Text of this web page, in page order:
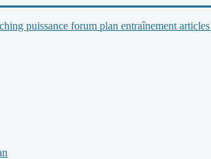
puissance forum plan entraînement